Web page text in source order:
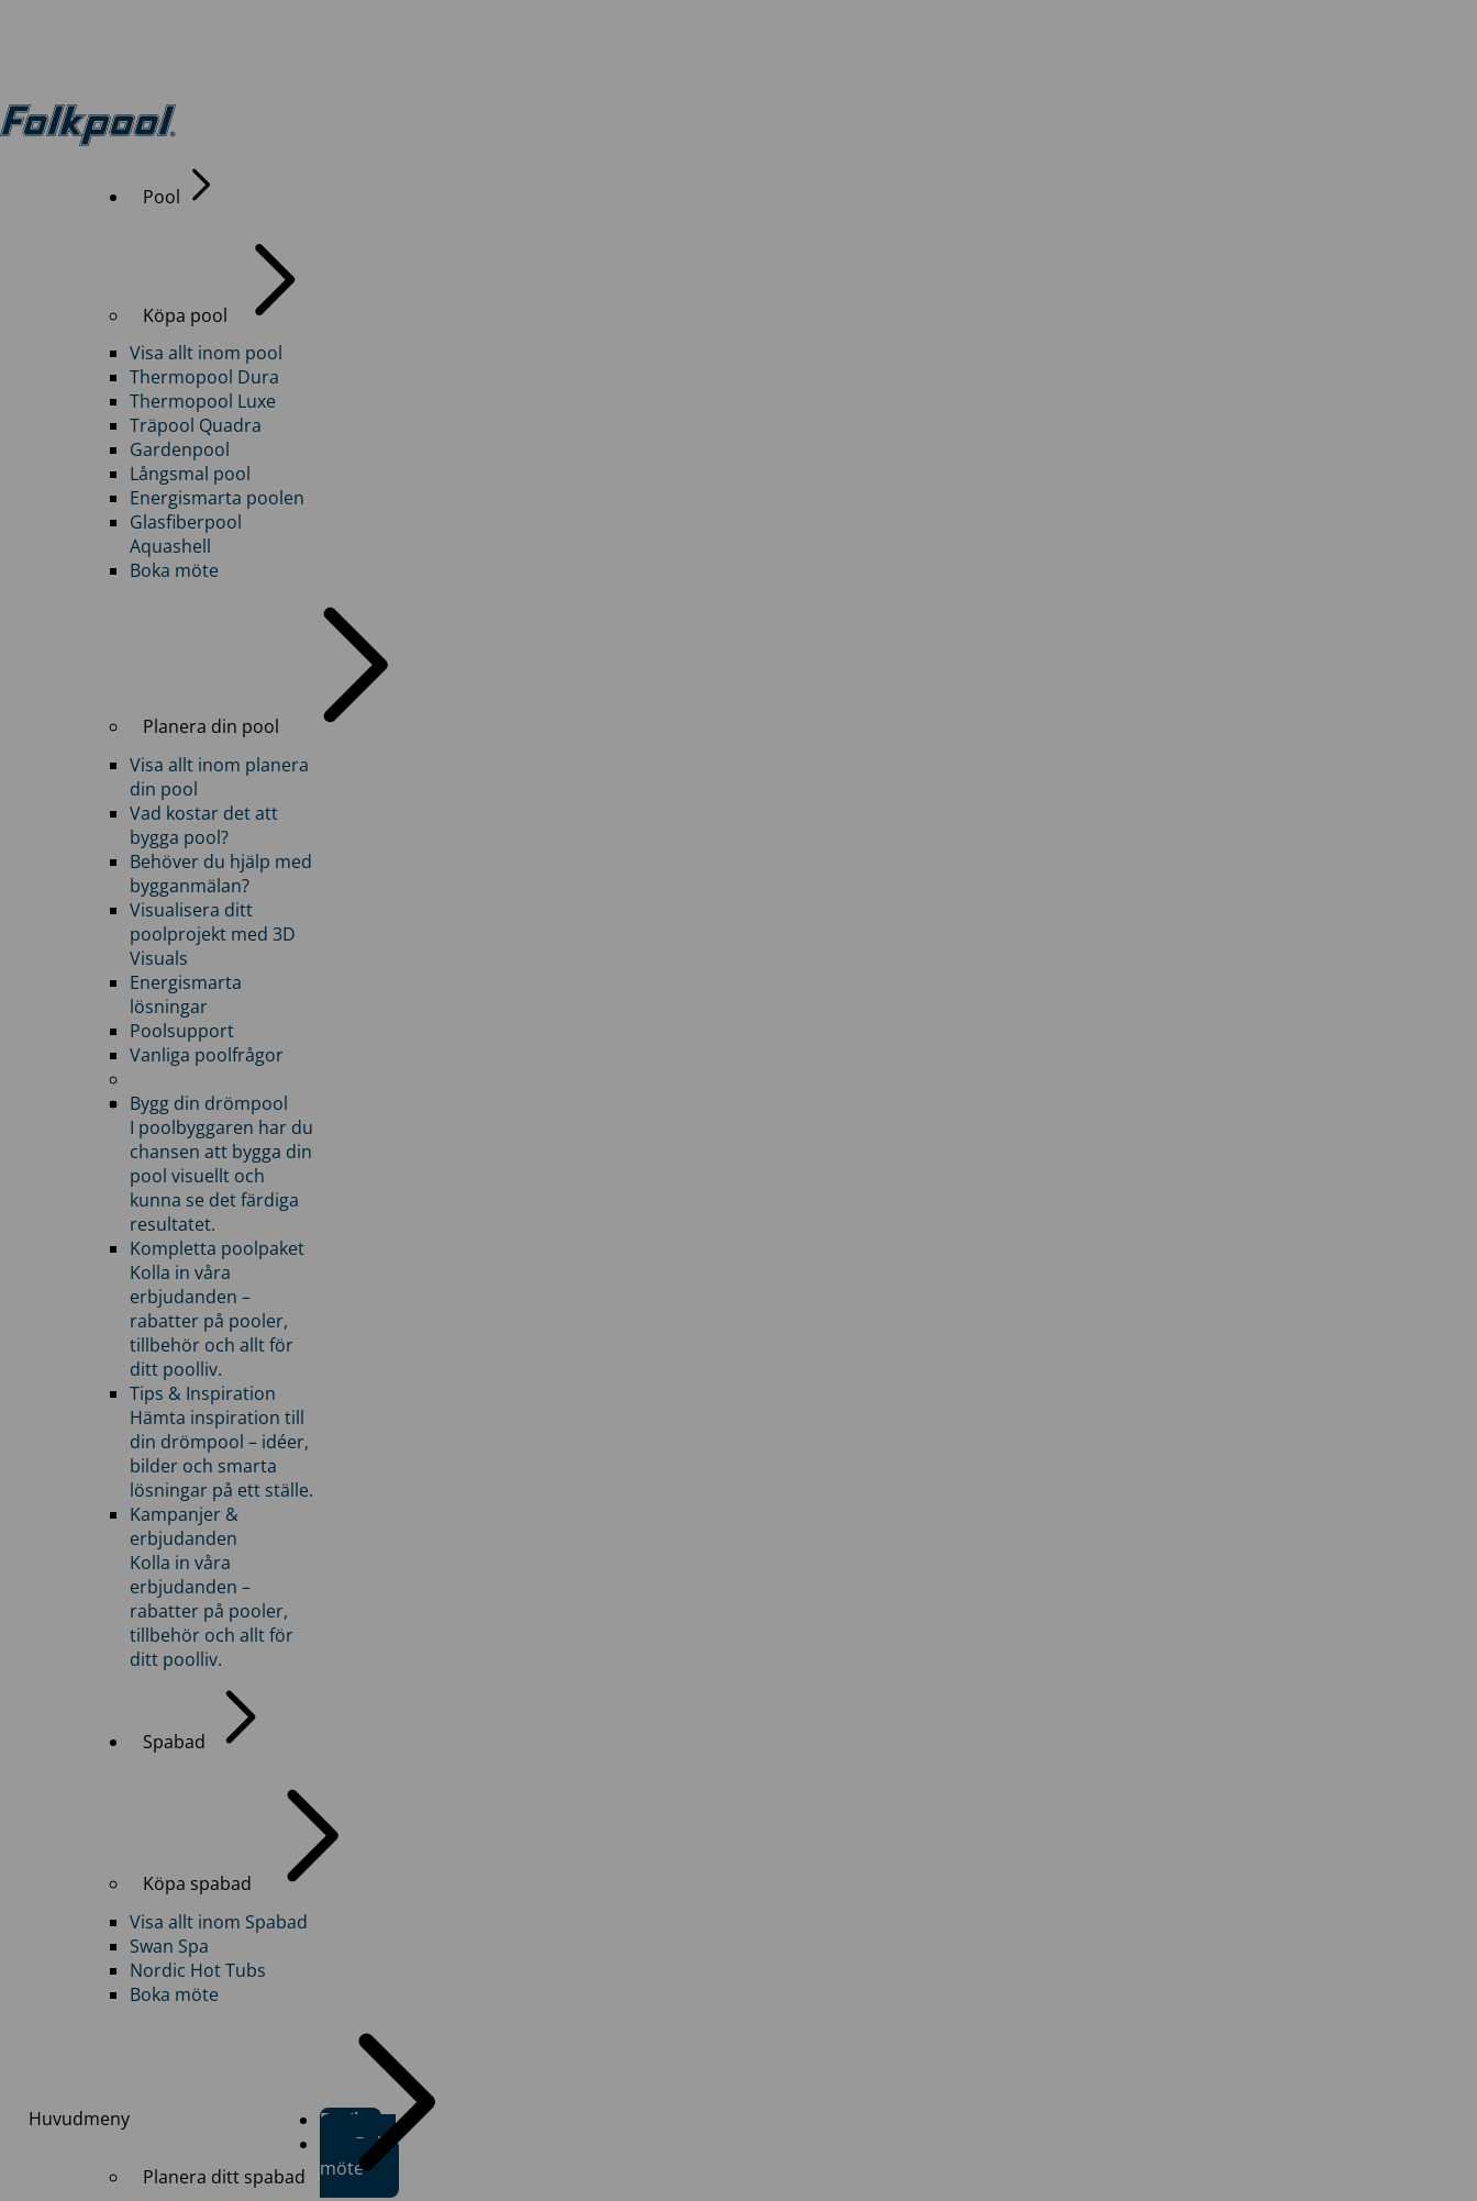
Huvudmeny
Pool
Köpa pool
Visa allt inom pool
Thermopool Dura
Thermopool Luxe
Träpool Quadra
Gardenpool
Långsmal pool
Energismarta poolen
Glasfiberpool
Aquashell
Boka möte
Planera din pool
Visa allt inom planera
din pool
Vad kostar det att
bygga pool?
Behöver du hjälp med
bygganmälan?
Visualisera ditt
poolprojekt med 3D
Visuals
Energismarta
lösningar
Poolsupport
Vanliga poolfrågor
Bygg din drömpool
I poolbyggaren har du
chansen att bygga din
pool visuellt och
kunna se det färdiga
resultatet.
Kompletta poolpaket
Kolla in våra
erbjudanden –
rabatter på pooler,
tillbehör och allt för
ditt poolliv.
Tips & Inspiration
Hämta inspiration till
din drömpool – idéer,
bilder och smarta
lösningar på ett ställe.
Kampanjer &
erbjudanden
Kolla in våra
erbjudanden –
rabatter på pooler,
tillbehör och allt för
ditt poolliv.
Spabad
Köpa spabad
Visa allt inom Spabad
Swan Spa
Nordic Hot Tubs
Boka möte
Planera ditt spabad
Butiker
Boka
möte